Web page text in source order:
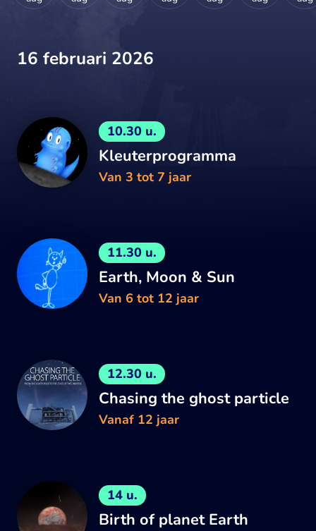
16 februari 2026
10.30 u.
Kleuterprogramma
Van 3 tot 7 jaar
11.30 u.
Earth, Moon & Sun
Van 6 tot 12 jaar
12.30 u.
Chasing the ghost particle
Vanaf 12 jaar
14 u.
Birth of planet Earth